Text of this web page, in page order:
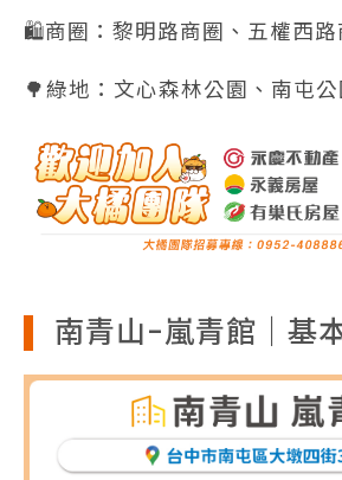
🛍️商圈：黎明路商圈、五權西路
🌳綠地：文心森林公園、南屯
南青山-嵐青館｜基